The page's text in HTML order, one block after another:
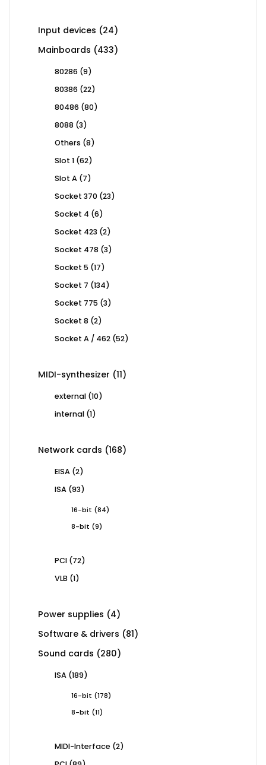
Input devices 2424
Mainboards 433433
80286 99
80386 2222
80486 8080
8088 33
Others 88
Slot 1 6262
Slot A 77
Socket 370 2323
Socket 4 66
Socket 423 22
Socket 478 33
Socket 5 1717
Socket 7 134134
Socket 775 33
Socket 8 22
Socket A / 462 5252
MIDI-synthesizer 1111
external 1010
internal 11
Network cards 168168
EISA 22
ISA 9393
16-bit 8484
8-bit
99
PCI 7272
VLB 11
Power supplies 44
Software & drivers 8181
Sound cards 280280
ISA 189189
16-bit 178178
8-bit
1111
MIDI-Interface 22